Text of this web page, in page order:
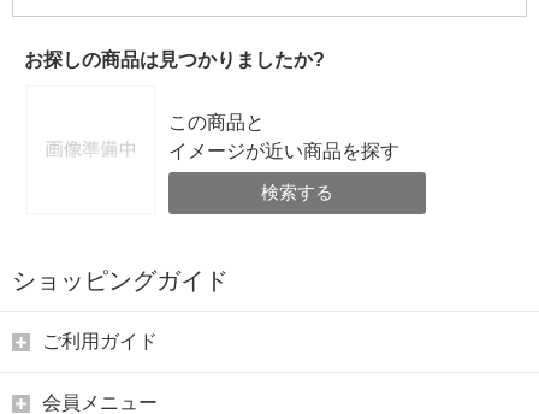
お探しの商品は見つかりましたか?
この商品と
イメージが近い商品を探す
検索する
ショッピングガイド
ご利用ガイド
会員メニュー